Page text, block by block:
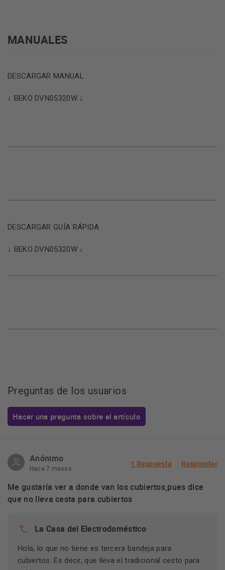
MANUALES
DESCARGAR MANUAL
↓ BEKO DVN05320W ↓
DESCARGAR GUÍA RÁPIDA
↓ BEKO DVN05320W ↓
Preguntas de los usuarios
Hacer una pregunta sobre el artículo
Anónimo
Hace 7 meses
1 Respuesta Responder
Me gustaría ver a donde van los cubiertos,pues dice
que no lleva cesta para cubiertos
La Casa del Electrodoméstico
Hola, lo que no tiene es tercera bandeja para
cubiertos. Es decir, que lleva el tradicional cesto para